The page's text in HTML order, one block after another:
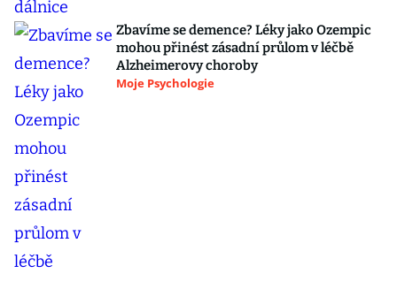
Zbavíme se demence? Léky jako Ozempic
mohou přinést zásadní průlom v léčbě
Alzheimerovy choroby
Moje Psychologie